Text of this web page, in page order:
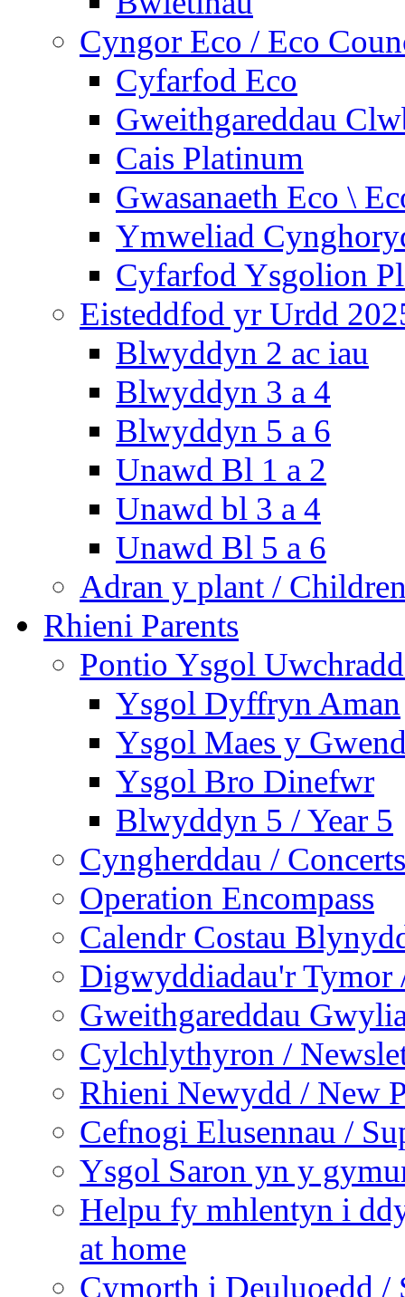
Cyngor Eco / Eco
Cyfarfod Eco
Gweithgareddau
Cais Platinum
Gwasanaeth Eco \
Ymweliad
Cyfarfod Ysgolion
Eisteddfod yr Urdd
Blwyddyn 2 ac iau
Blwyddyn 3 a 4
Blwyddyn 5 a 6
Unawd Bl 1 a 2
Unawd bl 3 a 4
Unawd Bl 5 a 6
Adran y plant /
Rhieni Parents
Pontio Ysgol
Ysgol Dyffryn Aman
Ysgol Maes y
Ysgol Bro Dinefwr
Blwyddyn 5 / Year 5
Cyngherddau / Concerts
Operation Encompass
Calendr Costau
Digwyddiadau'r Tymor
Gweithgareddau
Cylchlythyron /
Rhieni Newydd / New
Cefnogi Elusennau /
Ysgol Saron yn y
Helpu fy mhlentyn i
at home
Cymorth i Deuluoedd /